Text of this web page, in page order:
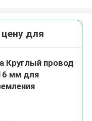
для
Круглый провод
мм для